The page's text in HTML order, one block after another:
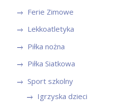
Ferie Zimowe
Lekkoatletyka
Piłka nożna
Piłka Siatkowa
Sport szkolny
Igrzyska dzieci